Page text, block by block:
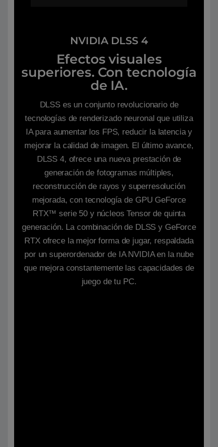
NVIDIA DLSS 4
Efectos visuales
superiores. Con tecnología
de IA.
DLSS es un conjunto revolucionario de
tecnologías de renderizado neuronal que utiliza
IA para aumentar los FPS, reducir la latencia y
mejorar la calidad de imagen. ‌El último avance,
DLSS 4, ofrece una nueva prestación de
generación de fotogramas múltiples,
reconstrucción de rayos y superresolución
mejorada, con tecnología de GPU GeForce
RTX™ serie 50 y núcleos Tensor de quinta
generación. La combinación de DLSS y GeForce
RTX ofrece la mejor forma de jugar, respaldada
por un superordenador de IA NVIDIA en la nube
que mejora constantemente las capacidades de
juego de tu PC.